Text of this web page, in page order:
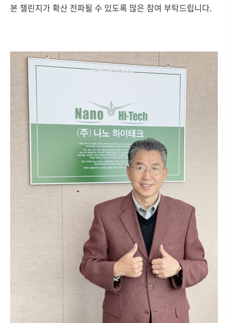
본 챌린지가 확산 전파될 수 있도록 많은 참여 부탁드립니다.